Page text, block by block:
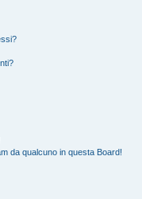
da qualcuno in questa Board!